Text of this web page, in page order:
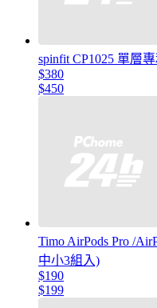
spinfit CP1025 單層
$380
$450
Timo AirPods Pro /
中小3組入)
$190
$199